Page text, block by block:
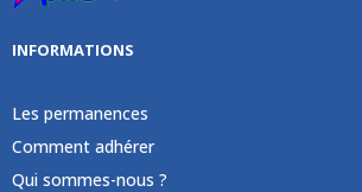
INFORMATIONS
Les permanences
Comment adhérer
Qui sommes-nous ?